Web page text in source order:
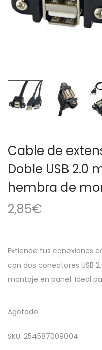
Cable de
Doble USB 2.0
hembra de
2,85€
Extiende tus conexiones
con dos conectores USB
montaje en panel. Ideal
Agotado
SKU: 254587009004